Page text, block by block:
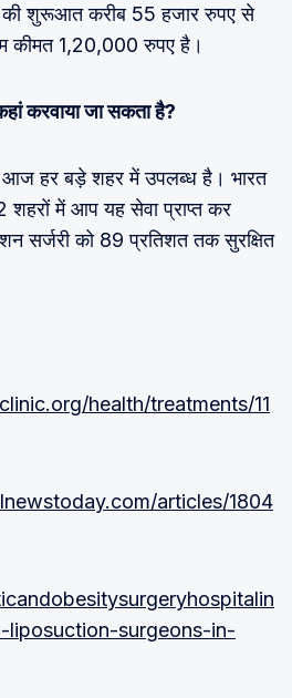
की शुरूआत करीब 55 हजार रुपए से
कीमत 1,20,000 रुपए है।
करवाया जा सकता है?
आज हर बड़े शहर में उपलब्ध है। भारत
शहरों में आप यह सेवा प्राप्त कर
सर्जरी को 89 प्रतिशत तक सुरक्षित
health/treatments/11
articles/1804
liposuction-surgeons-in-